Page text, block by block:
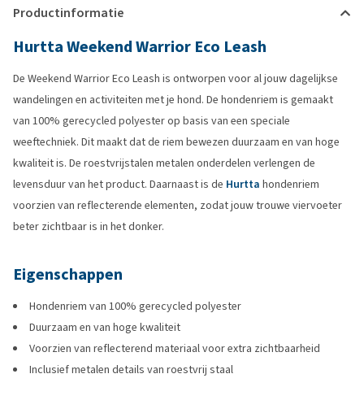
Productinformatie
Hurtta Weekend Warrior Eco Leash
De Weekend Warrior Eco Leash is ontworpen voor al jouw dagelijkse
wandelingen en activiteiten met je hond. De hondenriem is gemaakt
van 100% gerecycled polyester op basis van een speciale
weeftechniek. Dit maakt dat de riem bewezen duurzaam en van hoge
kwaliteit is. De roestvrijstalen metalen onderdelen verlengen de
levensduur van het product. Daarnaast is de Hurtta hondenriem
voorzien van reflecterende elementen, zodat jouw trouwe viervoeter
beter zichtbaar is in het donker.
Eigenschappen
Hondenriem van 100% gerecycled polyester
Duurzaam en van hoge kwaliteit
Voorzien van reflecterend materiaal voor extra zichtbaarheid
Inclusief metalen details van roestvrij staal